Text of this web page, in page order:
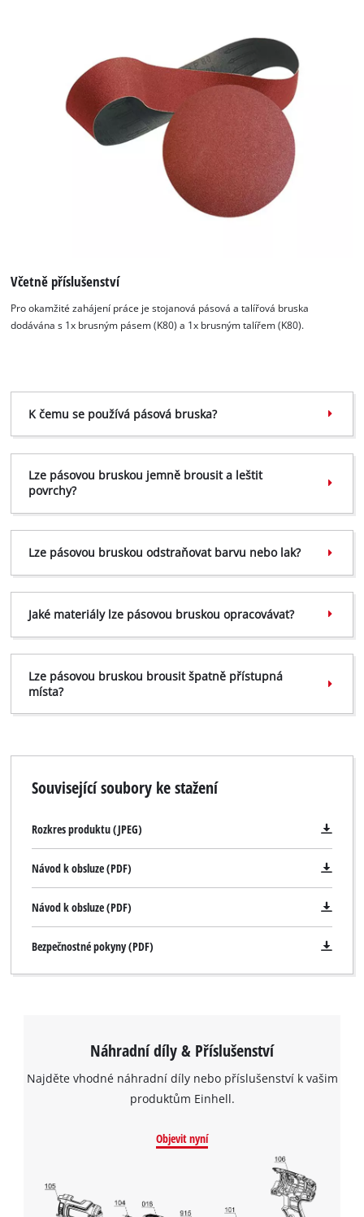
Včetně příslušenství
Pro okamžité zahájení práce je stojanová pásová a talířová bruska
dodávána s 1x brusným pásem (K80) a 1x brusným talířem (K80).
K čemu se používá pásová bruska?
Lze pásovou bruskou jemně brousit a leštit
povrchy?
Lze pásovou bruskou odstraňovat barvu nebo lak?
Jaké materiály lze pásovou bruskou opracovávat?
Lze pásovou bruskou brousit špatně přístupná
místa?
Související soubory ke stažení
Rozkres produktu (JPEG)
Návod k obsluze (PDF)
Návod k obsluze (PDF)
Bezpečnostné pokyny (PDF)
Náhradní díly & Příslušenství
Najděte vhodné náhradní díly nebo příslušenství k vašim
produktům Einhell.
Objevit nyní